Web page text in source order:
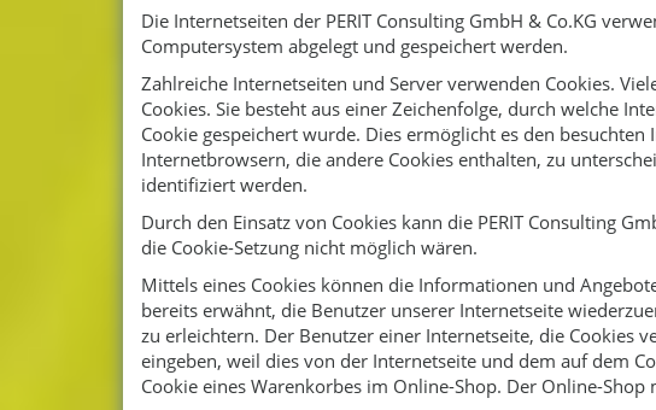
Die Internetseiten der PERIT Consulting GmbH & Co.KG
Computersystem abgelegt und gespeichert werden.
Zahlreiche Internetseiten und Server verwenden Cookies.
Cookies. Sie besteht aus einer Zeichenfolge, durch welche
Cookie gespeichert wurde. Dies ermöglicht es den
Internetbrowsern, die andere Cookies enthalten, zu
identifiziert werden.
Durch den Einsatz von Cookies kann die PERIT Consulting
die Cookie-Setzung nicht möglich wären.
Mittels eines Cookies können die Informationen und
bereits erwähnt, die Benutzer unserer Internetseite
zu erleichtern. Der Benutzer einer Internetseite, die Cookies
eingeben, weil dies von der Internetseite und dem auf dem
Cookie eines Warenkorbes im Online-Shop. Der Online-